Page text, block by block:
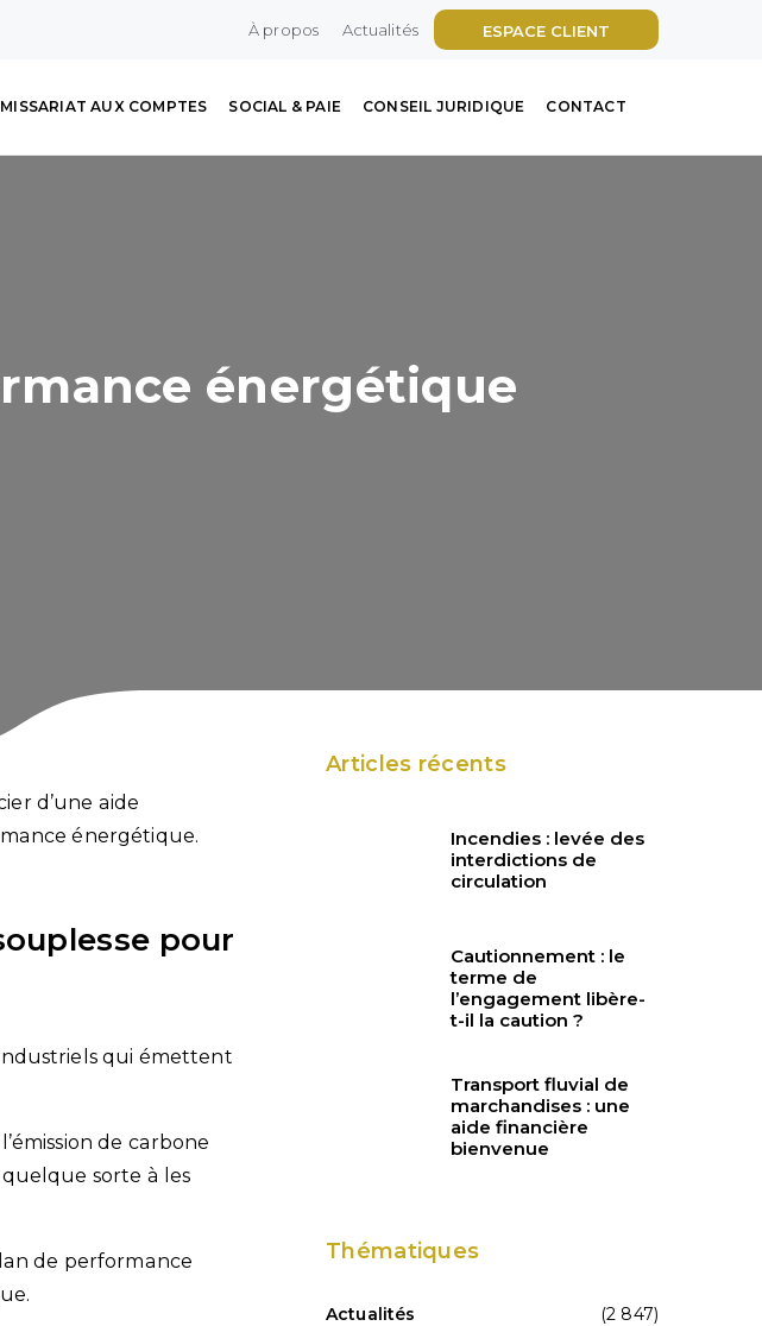
ESPACE CLIENT
À propos Actualités
AUX COMPTES SOCIAL & PAIE CONSEIL JURIDIQUE CONTACT
énergétique
d’une aide
énergétique.
pour
qui émettent
de carbone
quelque sorte à les
de performance
Articles récents
Incendies : levée des
interdictions de
circulation
Cautionnement : le
terme de
l’engagement libère-
t-il la caution ?
Transport fluvial de
marchandises : une
aide financière
bienvenue
Thématiques
Actualités
(2 847)